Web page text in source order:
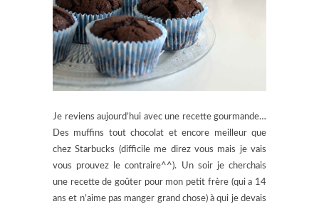
Je reviens aujourd’hui avec une recette gourmande…
Des muffins tout chocolat et encore meilleur que
chez Starbucks (difficile me direz vous mais je vais
vous prouvez le contraire^^). Un soir je cherchais
une recette de goûter pour mon petit frère (qui a 14
ans et n’aime pas manger grand chose) à qui je devais